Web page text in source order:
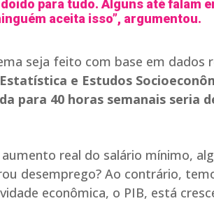
para tudo. Alguns até falam
aceita isso”, argumentou.
seja feito com base em dados
e Estudos
para 40 horas semanais seria
real do salário mínimo,
desemprego? Ao contrário,
econômica, o PIB, está